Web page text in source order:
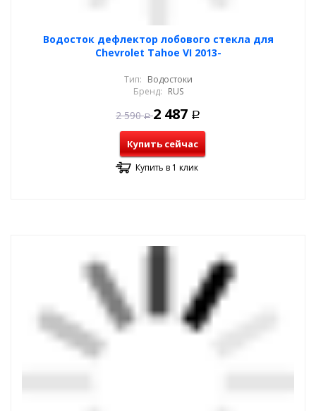
Водосток дефлектор лобового стекла для
Chevrolet Tahoe VI 2013-
Тип: Водостоки
Бренд: RUS
2 590 Р 2 487 Р
Купить сейчас
Купить в 1 клик